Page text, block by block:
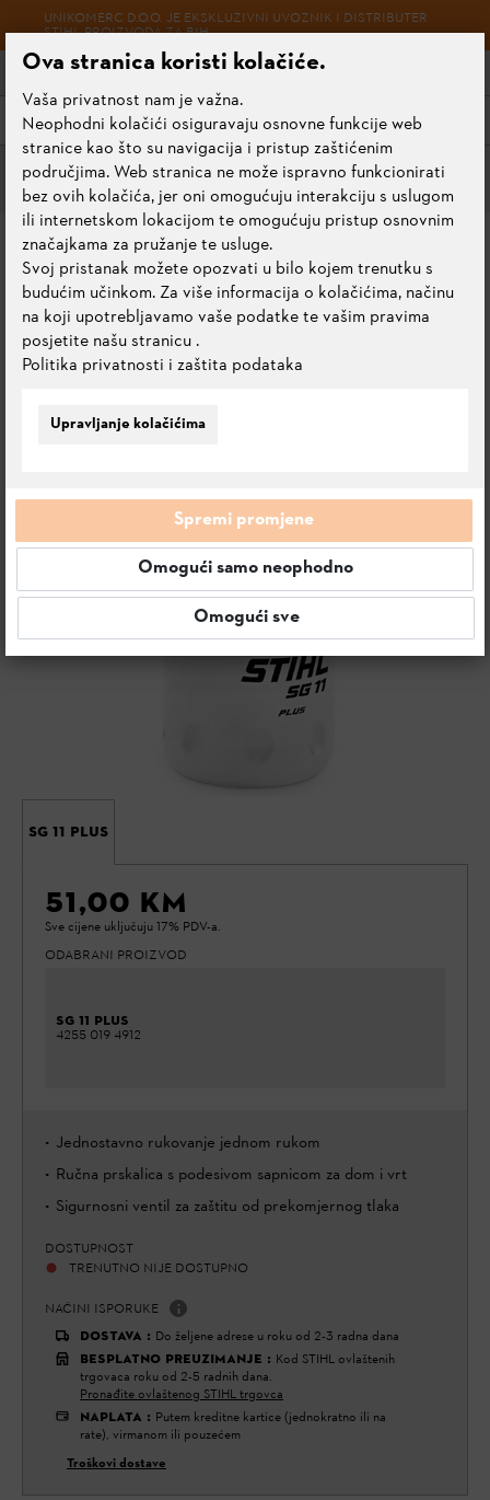
UNIKOMERC D.O.O. JE EKSKLUZIVNI UVOZNIK I DISTRIBUTER
STIHL PROIZVODA ZA BIH
Meni
Ručne prskalice
SG 11 PLUS
0.0 Ocijeni ovaj proizvod
SG 11 PLUS
51,00 KM
Sve cijene uključuju 17% PDV-a.
ODABRANI PROIZVOD
SG 11 PLUS
4255 019 4912
Jednostavno rukovanje jednom rukom
Ručna prskalica s podesivom sapnicom za dom i vrt
Sigurnosni ventil za zaštitu od prekomjernog tlaka
DOSTUPNOST
TRENUTNO NIJE DOSTUPNO
NAČINI ISPORUKE
DOSTAVA : Do željene adrese u roku od 2-3 radna dana
BESPLATNO PREUZIMANJE : Kod STIHL ovlaštenih
trgovaca roku od 2-5 radnih dana.
Pronađite ovlaštenog STIHL trgovca
NAPLATA : Putem kreditne kartice (jednokratno ili na
rate), virmanom ili pouzećem
Troškovi dostave
Upravljanje kolačićima
Ova stranica koristi kolačiće.
Vaša privatnost nam je važna.
Neophodni kolačići osiguravaju osnovne funkcije web
stranice kao što su navigacija i pristup zaštićenim
područjima. Web stranica ne može ispravno funkcionirati
bez ovih kolačića, jer oni omogućuju interakciju s uslugom
ili internetskom lokacijom te omogućuju pristup osnovnim
značajkama za pružanje te usluge.
Svoj pristanak možete opozvati u bilo kojem trenutku s
budućim učinkom. Za više informacija o kolačićima, načinu
na koji upotrebljavamo vaše podatke te vašim pravima
posjetite našu stranicu
Politika privatnosti i zaštita podataka
.
Spremi promjene
Omogući samo neophodno
Omogući sve